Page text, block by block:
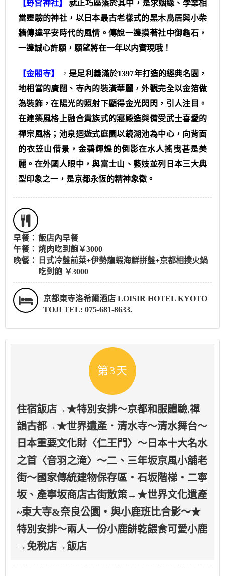
【野宮神社】
就正巧座落於其中，是求姻緣、學業相
當靈驗的神社，以日本最古老樣式的黑木鳥居與小柴
牆傳達平安時代的風情。傳說一邊摸著社中御龜石，
一邊誠心許願，願望將在一年以内實現哦！
【金閣寺】 ， 是足利義滿於1397年打造的經典名園，
地相當的廣闊、寺內的裝潢華麗，外觀完全以金箔做
為裝飾，在陽光的照射下顯得金光閃閃，引人注目。
在建築風格上融合貴族式的寢殿造與備受武士喜愛的
禪宗風格；池泉迴遊式庭園以鏡湖池為中心，向背面
的衣笠山借景，金碧輝煌的倒影在水人搖曳甚是美
麗。在外國人眼中，與富士山、藝妓並列日本三大典
型印象之一，是京都永恆的精神象徵。
早餐： 飯店內早餐
午餐： 燒肉吃到飽￥3000
晚餐：
日式冷盤前菜+伊勢龍蝦海鮮拼盤+京都相撲火鍋
吃到飽 ￥3000
京都東寺洛希爾酒店 LOISIR HOTEL KYOTO
TOJI TEL: 075-681-8633.
第3天
住宿飯店→★特別安排～京都和服體驗.禪
韻古都→★世界遺產．清水寺～清水舞台～
日本重要文化財〈仁王門〉～日本十大名水
之首〈音羽之滝〉～二、三年坂京風小舖老
街～國家傳統建物保存區‧石坂階梯‧二寧
坂、產寧坂商店古街散策→★世界文化遺產
~東大寺&奈良公園‧與小鹿班比合影～★
特別安排～兩人一份小鹿餅乾餵食可愛小鹿
→免稅店→飯店